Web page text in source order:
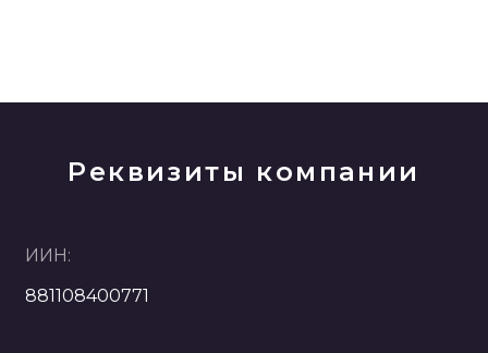
Реквизиты компании
ИИН:
881108400771